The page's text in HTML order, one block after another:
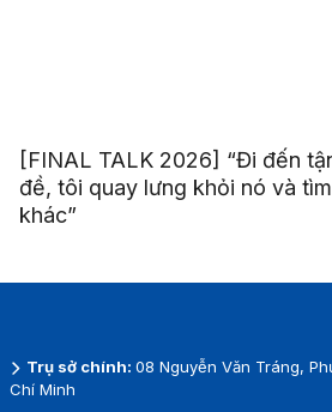
[FINAL TALK 2026] “Đi đến
đề, tôi quay lưng khỏi nó và
khác”
Trụ sở chính: 08 Nguyễn Văn Tráng,
Chí Minh